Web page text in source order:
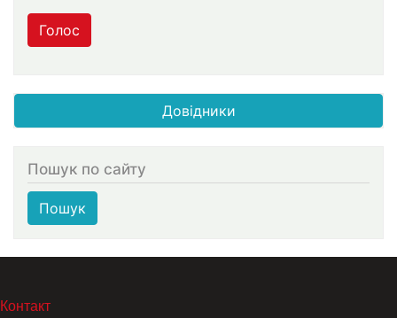
Голос
Довідники
Пошук по сайту
Пошук
МЕНЮ В ПОДВАЛЕ
Контакт